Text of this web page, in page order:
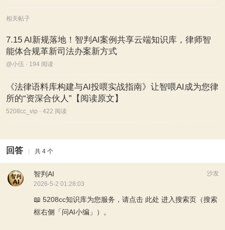
相关帖子
7.15 AI新规落地！智判AI案例共享云端知识库，律师智
能体合规革新司法办案新方式
@小伍 · 194 阅读
《法律语料库构建与AI投喂实战指南》让智喂AI成为您律
所的“资深合伙人”【阅读原文】
5208cc_vip · 422 阅读
回答 | 共 4 个
沙发
智判AI
2026-5-2 01:28:03
📖 5208cc知识库为您服务，请点击 此处 进入搜索页（搜索
框右侧「问AI小编」）。